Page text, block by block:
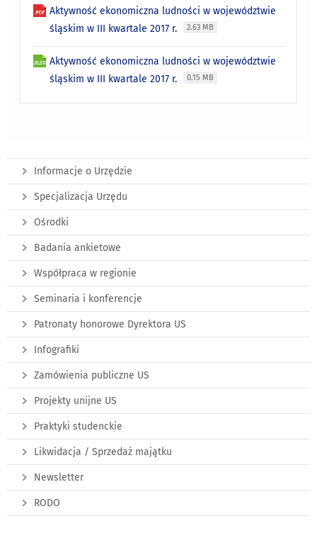
Aktywność ekonomiczna ludności w województwie
śląskim w III kwartale 2017 r.
2.63 MB
Aktywność ekonomiczna ludności w województwie
śląskim w III kwartale 2017 r.
0.15 MB
Informacje o Urzędzie
Specjalizacja Urzędu
Ośrodki
Badania ankietowe
Współpraca w regionie
Seminaria i konferencje
Patronaty honorowe Dyrektora US
Infografiki
Zamówienia publiczne US
Projekty unijne US
Praktyki studenckie
Likwidacja / Sprzedaż majątku
Newsletter
RODO